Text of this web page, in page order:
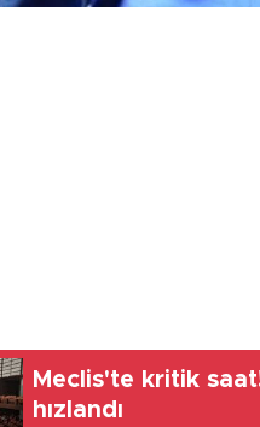
Meclis'te kritik
hızlandı